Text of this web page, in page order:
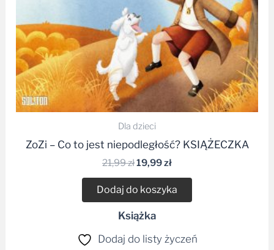
Dla dzieci
ZoZi – Co to jest niepodległość? KSIĄŻECZKA
21,99zł19,99zł
Dodaj do koszyka
Książka
Dodaj do listy życzeń